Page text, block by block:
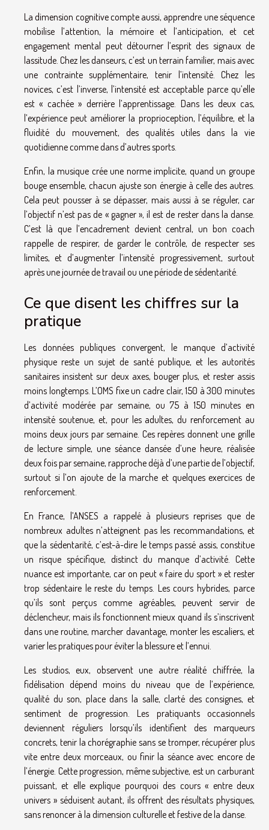
La dimension cognitive compte aussi, apprendre une séquence
mobilise l’attention, la mémoire et l’anticipation, et cet
engagement mental peut détourner l’esprit des signaux de
lassitude. Chez les danseurs, c’est un terrain familier, mais avec
une contrainte supplémentaire, tenir l’intensité. Chez les
novices, c’est l’inverse, l’intensité est acceptable parce qu’elle
est « cachée » derrière l’apprentissage. Dans les deux cas,
l’expérience peut améliorer la proprioception, l’équilibre, et la
fluidité du mouvement, des qualités utiles dans la vie
quotidienne comme dans d’autres sports.
Enfin, la musique crée une norme implicite, quand un groupe
bouge ensemble, chacun ajuste son énergie à celle des autres.
Cela peut pousser à se dépasser, mais aussi à se réguler, car
l’objectif n’est pas de « gagner », il est de rester dans la danse.
C’est là que l’encadrement devient central, un bon coach
rappelle de respirer, de garder le contrôle, de respecter ses
limites, et d’augmenter l’intensité progressivement, surtout
après une journée de travail ou une période de sédentarité.
Ce que disent les chiffres sur la
pratique
Les données publiques convergent, le manque d’activité
physique reste un sujet de santé publique, et les autorités
sanitaires insistent sur deux axes, bouger plus, et rester assis
moins longtemps. L’OMS fixe un cadre clair, 150 à 300 minutes
d’activité modérée par semaine, ou 75 à 150 minutes en
intensité soutenue, et, pour les adultes, du renforcement au
moins deux jours par semaine. Ces repères donnent une grille
de lecture simple, une séance dansée d’une heure, réalisée
deux fois par semaine, rapproche déjà d’une partie de l’objectif,
surtout si l’on ajoute de la marche et quelques exercices de
renforcement.
En France, l’ANSES a rappelé à plusieurs reprises que de
nombreux adultes n’atteignent pas les recommandations, et
que la sédentarité, c’est-à-dire le temps passé assis, constitue
un risque spécifique, distinct du manque d’activité. Cette
nuance est importante, car on peut « faire du sport » et rester
trop sédentaire le reste du temps. Les cours hybrides, parce
qu’ils sont perçus comme agréables, peuvent servir de
déclencheur, mais ils fonctionnent mieux quand ils s’inscrivent
dans une routine, marcher davantage, monter les escaliers, et
varier les pratiques pour éviter la blessure et l’ennui.
Les studios, eux, observent une autre réalité chiffrée, la
fidélisation dépend moins du niveau que de l’expérience,
qualité du son, place dans la salle, clarté des consignes, et
sentiment de progression. Les pratiquants occasionnels
deviennent réguliers lorsqu’ils identifient des marqueurs
concrets, tenir la chorégraphie sans se tromper, récupérer plus
vite entre deux morceaux, ou finir la séance avec encore de
l’énergie. Cette progression, même subjective, est un carburant
puissant, et elle explique pourquoi des cours « entre deux
univers » séduisent autant, ils offrent des résultats physiques,
sans renoncer à la dimension culturelle et festive de la danse.